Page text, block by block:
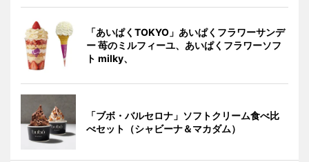
「あいぱくTOKYO」あいぱくフラワーサンデ
ー 苺のミルフィーユ、あいぱくフラワーソフ
ト milky、
「ブボ・バルセロナ」ソフトクリーム食べ比
べセット（シャビーナ＆マカダム）